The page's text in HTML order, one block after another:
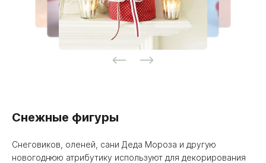
Снежные фигуры
Снеговиков, оленей, сани Деда Мороза и другую
новогоднюю атрибутику используют для декорирования